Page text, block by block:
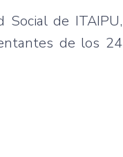
Social de ITAIPU,
de los 24